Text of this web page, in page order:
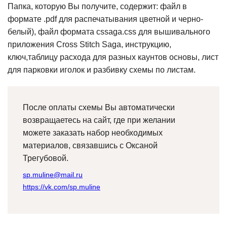
Папка, которую Вы получите, содержит: файл в
формате .pdf для распечатывания цветной и черно-
белый), файл формата cssaga.css для вышивального
приложения Cross Stitch Saga, инструкцию,
ключ,таблицу расхода для разных каунтов основы, лист
для парковки иголок и разбивку схемы по листам.
После оплаты схемы Вы автоматически
возвращаетесь на сайт, где при желании
можете заказать набор необходимых
материалов, связавшись с Оксаной
Трегубовой.
sp.muline@mail.ru
https://vk.com/sp.muline